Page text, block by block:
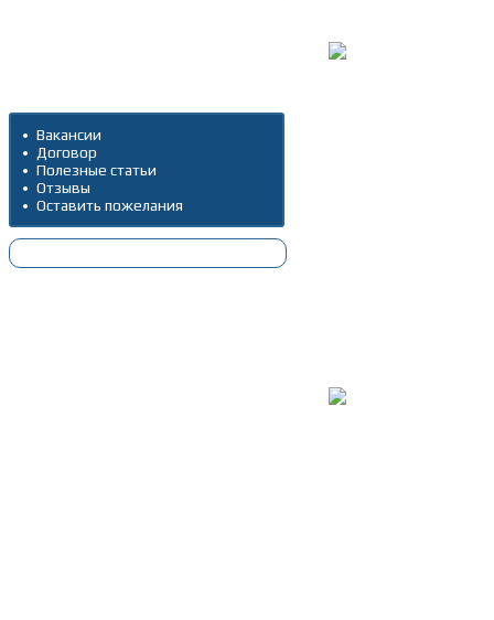
Вакансии
Договор
Полезные статьи
Отзывы
Оставить пожелания